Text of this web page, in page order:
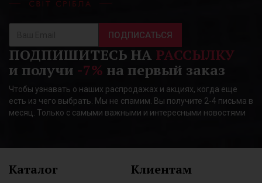
ПОДПИСАТЬСЯ
ПОДПИШИТЕСЬ НА РАССЫЛКУ
и получи -7% на первый заказ
Чтобы узнавать о наших распродажах и акциях, когда еще
есть из чего выбрать. Мы не спамим. Вы получите 2-4 письма в
месяц. Только с самыми важными и интересными новостями
Каталог Клиентам